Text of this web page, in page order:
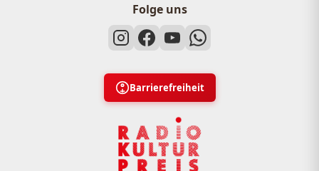
Folge uns
Barrierefreiheit